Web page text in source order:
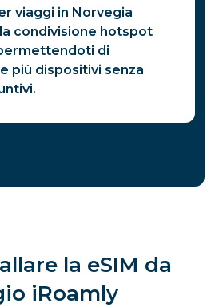
viaggi in Norvegia
condivisione hotspot
di
più dispositivi senza
la eSIM da
iRoamly